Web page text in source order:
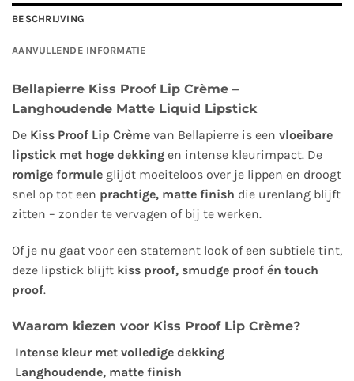
BESCHRIJVING
AANVULLENDE INFORMATIE
Bellapierre Kiss Proof Lip Crème –
Langhoudende Matte Liquid Lipstick
De Kiss Proof Lip Crème van Bellapierre is een vloeibare
lipstick met hoge dekking en intense kleurimpact. De
romige formule glijdt moeiteloos over je lippen en droogt
snel op tot een prachtige, matte finish die urenlang blijft
zitten – zonder te vervagen of bij te werken.
Of je nu gaat voor een statement look of een subtiele tint,
deze lipstick blijft kiss proof, smudge proof én touch
proof.
Waarom kiezen voor Kiss Proof Lip Crème?
Intense kleur met volledige dekking
Langhoudende, matte finish